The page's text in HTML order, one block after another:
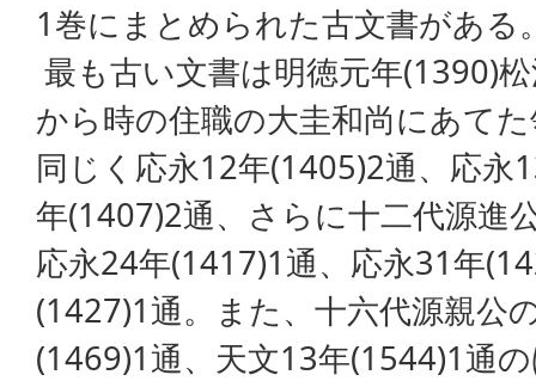
1巻にまとめられた古文書がある
最も古い文書は明徳元年(1390)
から時の住職の大圭和尚にあて
同じく応永12年(1405)2通、応永
年(1407)2通、さらに十二代源進
応永24年(1417)1通、応永31年
(1427)1通。また、十六代源親公
(1469)1通、天文13年(1544)1通